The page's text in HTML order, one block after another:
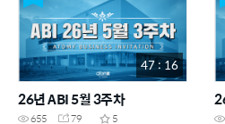
47 : 16
26년 ABI 5월 3주차
655 79
5